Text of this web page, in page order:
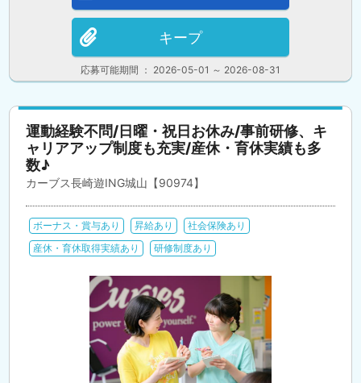
応募可能期間 ： 2026-05-01 ～ 2026-08-31
キープ
運動経験不問/日曜・祝日お休み/事前研修、キ
ャリアアップ制度も充実/産休・育休実績も多
数♪
カーブス長崎遊ING城山【90974】
ボーナス・賞与あり 昇給あり
社会保険あり
産休・育休取得実績あり
研修制度あり